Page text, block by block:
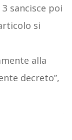
sancisce poi
si
alla
decreto”,